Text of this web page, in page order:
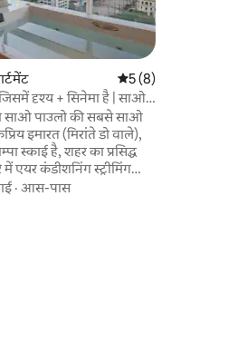
औसत रेटिंग 5 में से 5,
5 (8)
दृश्य + सिनेमा है | साओ
साओ पाउलो की सबसे साओ
इमारत (मिरांते डो वाले),
शहर का प्रसिद्ध
जिसमें
· आस-पास